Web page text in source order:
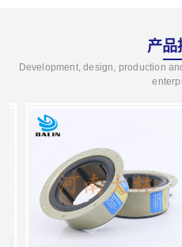
产品
Development, design, production